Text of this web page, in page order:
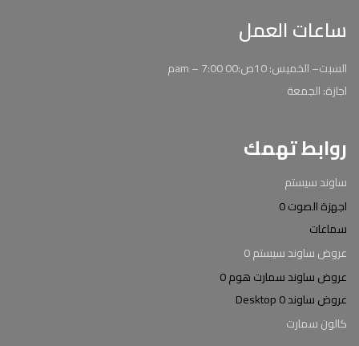
ساعات العمل
السبت– الخميس: 10ص:00 am – 7:00م
اجازة: الجمعة
روابط تهمك
ساوند سيستم
اجهزة الصوت 0
سماعات
عروض ساوند سيستم 0
عروض ساوند سمارت هوم 0
عروض ساوند Desktop 0
كالون سمارت